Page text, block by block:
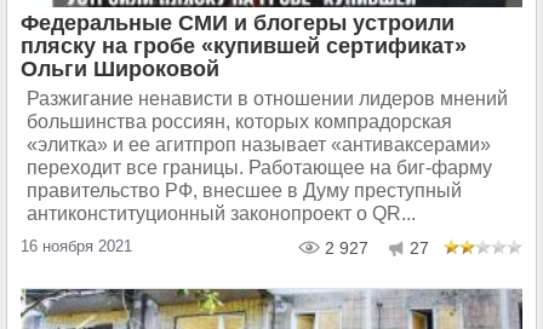
Федеральные СМИ и блогеры устроили
пляску на гробе «купившей сертификат»
Ольги Широковой
Разжигание ненависти в отношении лидеров мнений
большинства россиян, которых компрадорская
«элитка» и ее агитпроп называет «антиваксерами»
переходит все границы. Работающее на биг-фарму
правительство РФ, внесшее в Думу преступный
антиконституционный законопроект о QR...
16 ноября 2021 2 927 27